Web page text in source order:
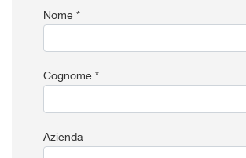
Nome *
Cognome *
Azienda